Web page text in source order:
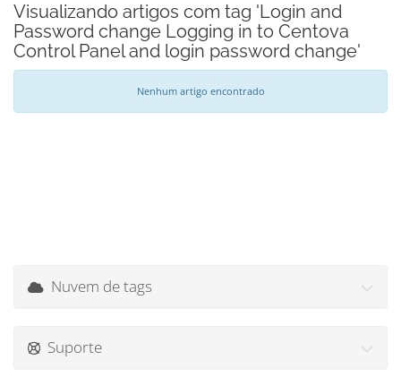
Visualizando artigos com tag 'Login and
Password change Logging in to Centova
Control Panel and login password change'
Nenhum artigo encontrado
Nuvem de tags
Suporte